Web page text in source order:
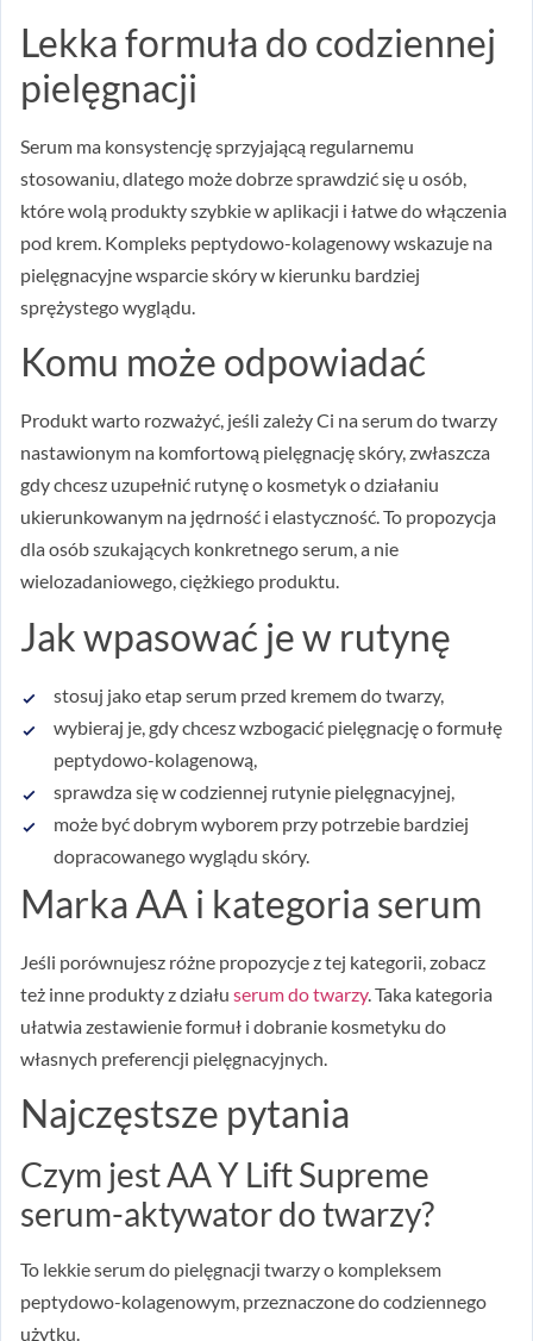
Lekka formuła do codziennej
pielęgnacji
Serum ma konsystencję sprzyjającą regularnemu
stosowaniu, dlatego może dobrze sprawdzić się u osób,
które wolą produkty szybkie w aplikacji i łatwe do włączenia
pod krem. Kompleks peptydowo-kolagenowy wskazuje na
pielęgnacyjne wsparcie skóry w kierunku bardziej
sprężystego wyglądu.
Komu może odpowiadać
Produkt warto rozważyć, jeśli zależy Ci na serum do twarzy
nastawionym na komfortową pielęgnację skóry, zwłaszcza
gdy chcesz uzupełnić rutynę o kosmetyk o działaniu
ukierunkowanym na jędrność i elastyczność. To propozycja
dla osób szukających konkretnego serum, a nie
wielozadaniowego, ciężkiego produktu.
Jak wpasować je w rutynę
stosuj jako etap serum przed kremem do twarzy,
wybieraj je, gdy chcesz wzbogacić pielęgnację o formułę
peptydowo-kolagenową,
sprawdza się w codziennej rutynie pielęgnacyjnej,
może być dobrym wyborem przy potrzebie bardziej
dopracowanego wyglądu skóry.
Marka AA i kategoria serum
Jeśli porównujesz różne propozycje z tej kategorii, zobacz
też inne produkty z działu serum do twarzy. Taka kategoria
ułatwia zestawienie formuł i dobranie kosmetyku do
własnych preferencji pielęgnacyjnych.
Najczęstsze pytania
Czym jest AA Y Lift Supreme
serum-aktywator do twarzy?
To lekkie serum do pielęgnacji twarzy o kompleksem
peptydowo-kolagenowym, przeznaczone do codziennego
użytku.